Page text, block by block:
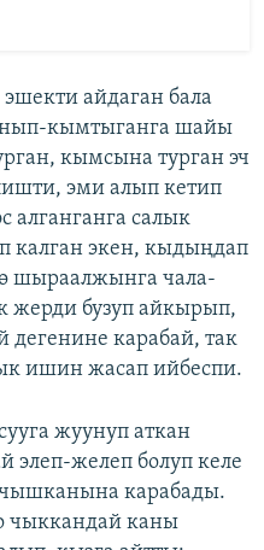
айдаган бала
кымтыганга шайы
кымсына турган эч
эми алып кетип
алганганга салык
калган экен, кыдыңдап
шыраалжынга чала-
жерди бузуп айкырып,
дегенине карабай, так
ишин жасап ийбеспи.
жуунуп аткан
желеп болуп келе
карабады.
чыккандай каны